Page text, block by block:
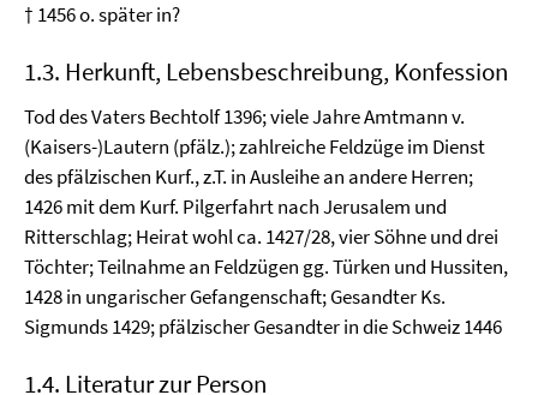
† 1456 o. später in?
1.3. Herkunft, Lebensbeschreibung, Konfession
Tod des Vaters Bechtolf 1396; viele Jahre Amtmann v.
(Kaisers-)Lautern (pfälz.); zahlreiche Feldzüge im Dienst
des pfälzischen Kurf., z.T. in Ausleihe an andere Herren;
1426 mit dem Kurf. Pilgerfahrt nach Jerusalem und
Ritterschlag; Heirat wohl ca. 1427/28, vier Söhne und drei
Töchter; Teilnahme an Feldzügen gg. Türken und Hussiten,
1428 in ungarischer Gefangenschaft; Gesandter Ks.
Sigmunds 1429; pfälzischer Gesandter in die Schweiz 1446
1.4. Literatur zur Person